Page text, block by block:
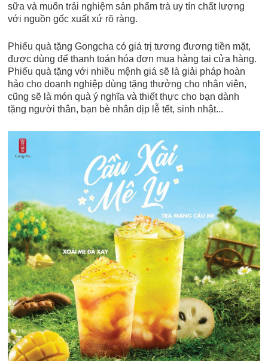
sữa và muốn trải nghiệm sản phẩm trà uy tín chất lượng
với nguồn gốc xuất xứ rõ ràng.
Phiếu quà tặng Gongcha có giá trị tương đương tiền mặt,
được dùng để thanh toán hóa đơn mua hàng tại cửa hàng.
Phiếu quà tặng với nhiều mệnh giá sẽ là giải pháp hoàn
hảo cho doanh nghiệp dùng tặng thưởng cho nhân viên,
cũng sẽ là món quà ý nghĩa và thiết thực cho bạn dành
tặng người thân, bạn bè nhân dịp lễ tết, sinh nhật...